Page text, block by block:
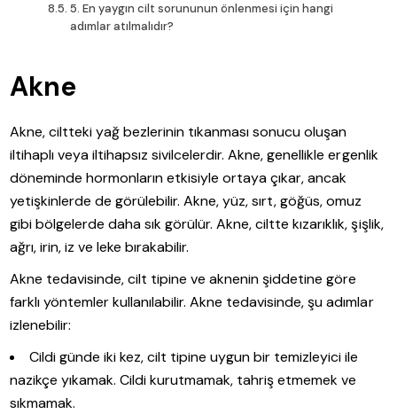
5. En yaygın cilt sorununun önlenmesi için hangi
adımlar atılmalıdır?
Akne
Akne, ciltteki yağ bezlerinin tıkanması sonucu oluşan
iltihaplı veya iltihapsız sivilcelerdir. Akne, genellikle ergenlik
döneminde hormonların etkisiyle ortaya çıkar, ancak
yetişkinlerde de görülebilir. Akne, yüz, sırt, göğüs, omuz
gibi bölgelerde daha sık görülür. Akne, ciltte kızarıklık, şişlik,
ağrı, irin, iz ve leke bırakabilir.
Akne tedavisinde, cilt tipine ve aknenin şiddetine göre
farklı yöntemler kullanılabilir. Akne tedavisinde, şu adımlar
izlenebilir:
Cildi günde iki kez, cilt tipine uygun bir temizleyici ile
nazikçe yıkamak. Cildi kurutmamak, tahriş etmemek ve
sıkmamak.